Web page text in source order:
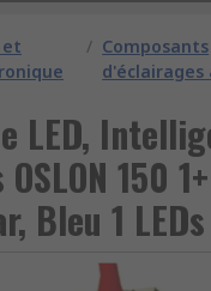
et
/ Composants
d'éclairages
LED,
150 1+
Bleu 1